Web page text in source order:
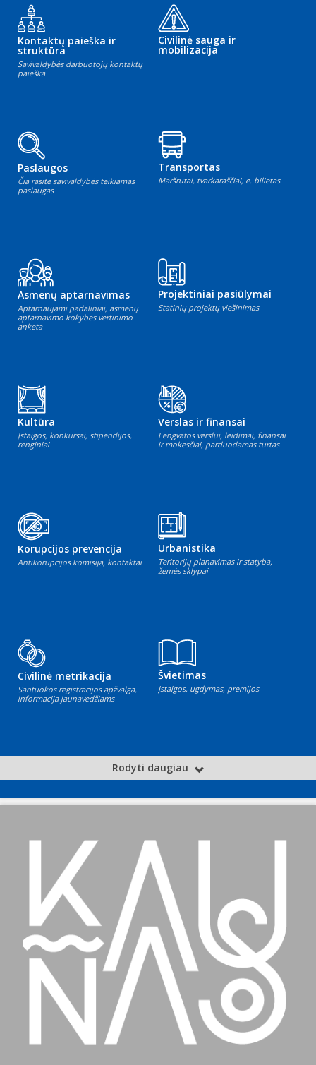
Kontaktų paieška ir
struktūra
Savivaldybės darbuotojų kontaktų
paieška
Civilinė sauga ir
mobilizacija
Paslaugos
Čia rasite savivaldybės teikiamas
paslaugas
Transportas
Maršrutai, tvarkaraščiai, e. bilietas
Asmenų aptarnavimas
Aptarnaujami padaliniai, asmenų
aptarnavimo kokybės vertinimo
anketa
Projektiniai pasiūlymai
Statinių projektų viešinimas
Kultūra
Įstaigos, konkursai, stipendijos,
renginiai
Verslas ir finansai
Lengvatos verslui, leidimai, finansai
ir mokesčiai, parduodamas turtas
Korupcijos prevencija
Antikorupcijos komisija, kontaktai
Urbanistika
Teritorijų planavimas ir statyba,
žemės sklypai
Civilinė metrikacija
Santuokos registracijos apžvalga,
informacija jaunavedžiams
Švietimas
Įstaigos, ugdymas, premijos
Rodyti daugiau